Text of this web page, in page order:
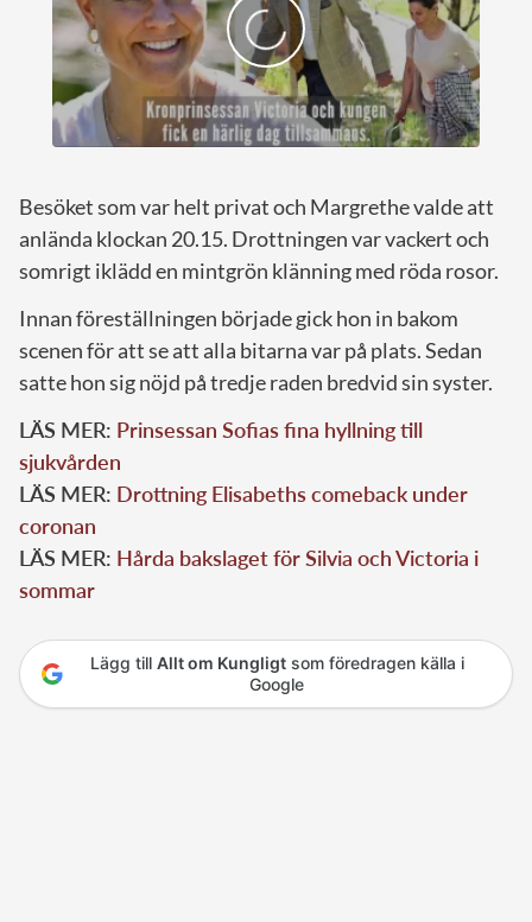
Besöket som var helt privat och Margrethe valde att
anlända klockan 20.15. Drottningen var vackert och
somrigt iklädd en mintgrön klänning med röda rosor.
Innan föreställningen började gick hon in bakom
scenen för att se att alla bitarna var på plats. Sedan
satte hon sig nöjd på tredje raden bredvid sin syster.
LÄS MER: Prinsessan Sofias fina hyllning till
sjukvården
LÄS MER: Drottning Elisabeths comeback under
coronan
LÄS MER: Hårda bakslaget för Silvia och Victoria i
sommar
Lägg till Allt om Kungligtsom föredragen källa i
Google